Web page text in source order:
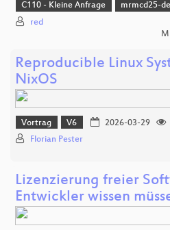
C110 - Kleine Anfrage mrmcd25-
red
Reproducible Linux
NixOS
Vortrag V6 2026-03-29
Florian Pester
Lizenzierung freier
Entwickler wissen